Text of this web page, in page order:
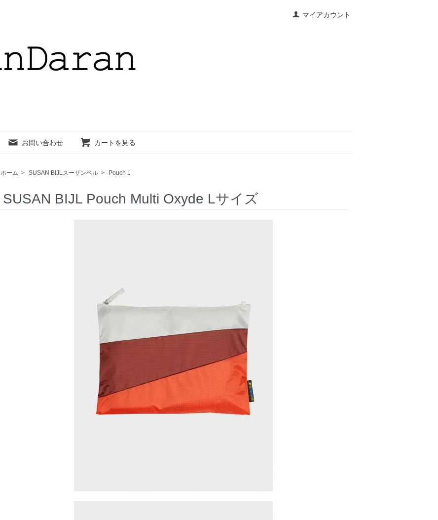
マイアカウント
お問い合わせ カートを見る
ホーム > SUSAN BIJLスーザンベル > Pouch L
SUSAN BIJL Pouch Multi Oxyde Lサイズ